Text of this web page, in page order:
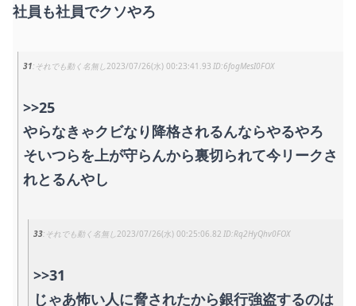
社員も社員でクソやろ
31 それでも動く名無し 2023/07/26(水) 00:23:41.93 6fogMesI0FOX
>>25
やらなきゃクビなり降格されるんならやるやろ
そいつらを上が守らんから裏切られて今リークさ
れとるんやし
33 それでも動く名無し 2023/07/26(水) 00:25:06.82 Rq2HyQhv0FOX
>>31
じゃあ怖い人に脅されたから銀行強盗するのは